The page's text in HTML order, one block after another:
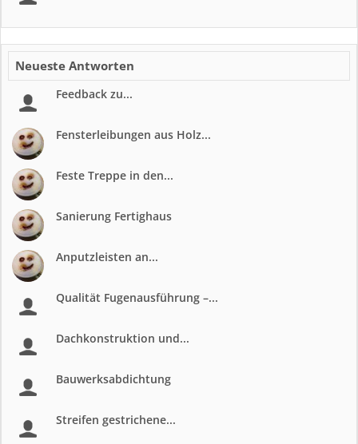
Neueste Antworten
Feedback zu...
Fensterleibungen aus Holz...
Feste Treppe in den...
Sanierung Fertighaus
Anputzleisten an...
Qualität Fugenausführung –...
Dachkonstruktion und...
Bauwerksabdichtung
Streifen gestrichene...